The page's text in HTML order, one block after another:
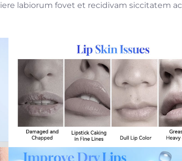
labiorum fovet et recidivam siccitatem ac